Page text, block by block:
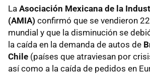
La Asociación Mexicana de la
(AMIA) confirmó que se vendieron
mundial y que la disminución se
la caída en la demanda de autos de
Chile (países que atraviesan por
así como a la caída de pedidos en